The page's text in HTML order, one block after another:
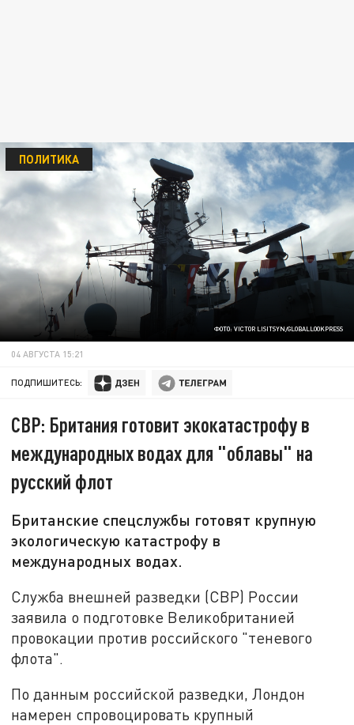
ФОТО: VICTOR LISITSYN/GLOBALLOOKPRESS
ПОЛИТИКА
04 АВГУСТА 15:21
ПОДПИШИТЕСЬ:
СВР: Британия готовит экокатастрофу в
международных водах для "облавы" на
русский флот
Британские спецслужбы готовят крупную
экологическую катастрофу в
международных водах.
Служба внешней разведки (СВР) России
заявила о подготовке Великобританией
провокации против российского "теневого
флота".
По данным российской разведки, Лондон
намерен спровоцировать крупный